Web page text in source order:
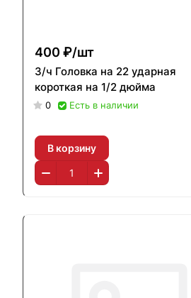
400 ₽/шт
З/ч Головка на 22 ударная
короткая на 1/2 дюйма
0 Есть в наличии
В корзину